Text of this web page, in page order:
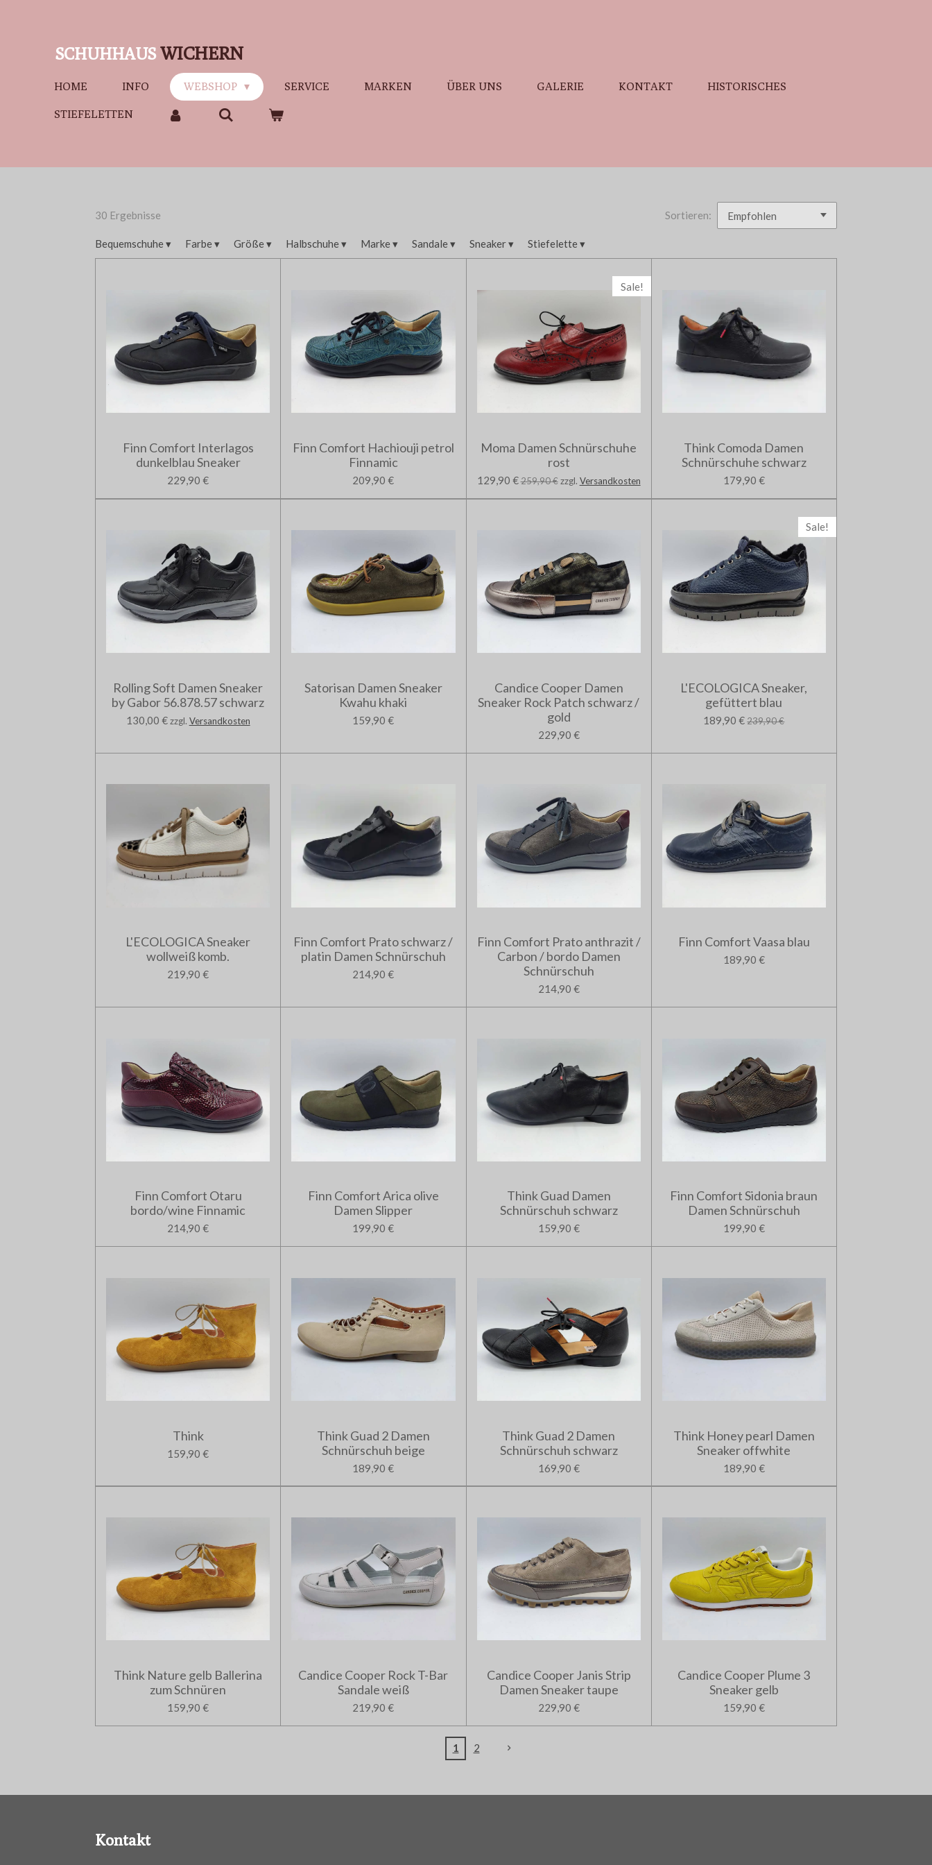
SCHUHHAUS WICHERN
HOME INFO WEBSHOP SERVICE MARKEN ÜBER UNS GALERIE KONTAKT HISTORISCHES
STIEFELETTEN
30 Ergebnisse Sortieren:
Bequemschuhe▾ Farbe▾ Größe▾ Halbschuhe▾ Marke▾ Sandale▾ Sneaker▾ Stiefelette▾
Finn Comfort Interlagos
dunkelblau Sneaker
229,90 €
Finn Comfort Hachiouji petrol
Finnamic
209,90 €
Sale!
Moma Damen Schnürschuhe
rost
129,90 €259,90 € zzgl. Versandkosten
Think Comoda Damen
Schnürschuhe schwarz
179,90 €
Rolling Soft Damen Sneaker
by Gabor 56.878.57 schwarz
130,00 € zzgl. Versandkosten
Satorisan Damen Sneaker
Kwahu khaki
159,90 €
Candice Cooper Damen
Sneaker Rock Patch schwarz /
gold
229,90 €
Sale!
L'ECOLOGICA Sneaker,
gefüttert blau
189,90 € 239,90 €
L'ECOLOGICA Sneaker
wollweiß komb.
219,90 €
Finn Comfort Prato schwarz /
platin Damen Schnürschuh
214,90 €
Finn Comfort Prato anthrazit /
Carbon / bordo Damen
Schnürschuh
214,90 €
Finn Comfort Vaasa blau
189,90 €
Finn Comfort Otaru
bordo/wine Finnamic
214,90 €
Finn Comfort Arica olive
Damen Slipper
199,90 €
Think Guad Damen
Schnürschuh schwarz
159,90 €
Finn Comfort Sidonia braun
Damen Schnürschuh
199,90 €
Think
159,90 €
Think Guad 2 Damen
Schnürschuh beige
189,90 €
Think Guad 2 Damen
Schnürschuh schwarz
169,90 €
Think Honey pearl Damen
Sneaker offwhite
189,90 €
Think Nature gelb Ballerina
zum Schnüren
159,90 €
Candice Cooper Rock T-Bar
Sandale weiß
219,90 €
Candice Cooper Janis Strip
Damen Sneaker taupe
229,90 €
Candice Cooper Plume 3
Sneaker gelb
159,90 €
1 2
Kontakt